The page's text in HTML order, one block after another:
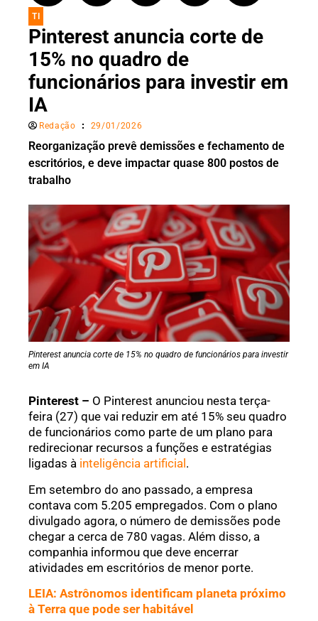
TI
Pinterest anuncia corte de
15% no quadro de
funcionários para investir em
IA
Redação 29/01/2026
Reorganização prevê demissões e fechamento de
escritórios, e deve impactar quase 800 postos de
trabalho
Pinterest anuncia corte de 15% no quadro de funcionários para investir
em IA
Pinterest – O Pinterest anunciou nesta terça-
feira (27) que vai reduzir em até 15% seu quadro
de funcionários como parte de um plano para
redirecionar recursos a funções e estratégias
ligadas à inteligência artificial .
Em setembro do ano passado, a empresa
contava com 5.205 empregados. Com o plano
divulgado agora, o número de demissões pode
chegar a cerca de 780 vagas. Além disso, a
companhia informou que deve encerrar
atividades em escritórios de menor porte.
LEIA: Astrônomos identificam planeta próximo
à Terra que pode ser habitável